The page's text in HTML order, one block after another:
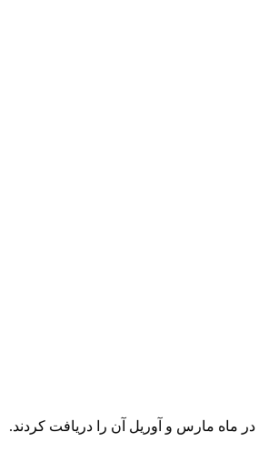
و اروپا به ترتیب در ماه مارس و آوریل آن را دریافت کردند.